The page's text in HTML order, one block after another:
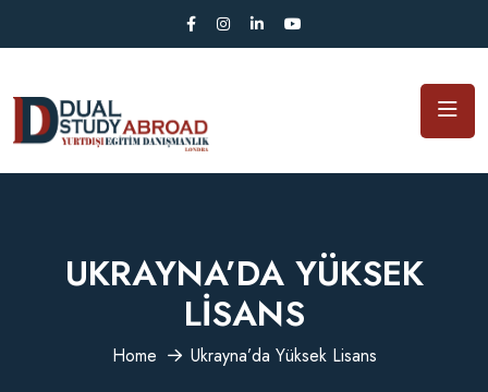
UKRAYNA’DA YÜKSEK
LISANS
Home Ukrayna’da Yüksek Lisans